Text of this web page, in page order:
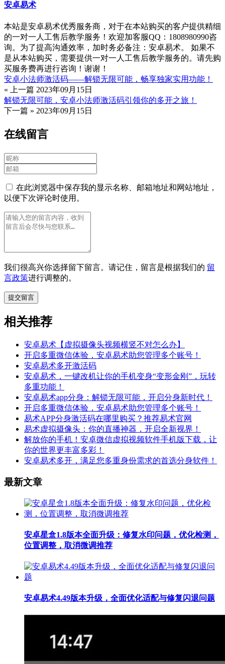
安卓易术
本站是安卓易术优秀服务商，对于在本站购买的客户提供精细
的一对一人工售后教学服务！欢迎加客服QQ：1808980990咨
询。为了提高沟通效率，加时务必备注：安卓易术。 如果不
是从本站购买，需要提供一对一人工售后教学服务的。请先购
买服务费再进行咨询！谢谢！
安卓小法师激活码——解锁无限可能，畅享独家实用功能！
« 上一篇 2023年09月15日
解锁无限可能，安卓小法师激活码引领你的多开之旅！
下一篇 » 2023年09月15日
在线留言
在此浏览器中保存我的显示名称、邮箱地址和网站地址，
以便下次评论时使用。
我们很高兴你选择留下留言。请记住，留言是根据我们的 留
言政策进行调整的。
相关推荐
安卓易术【虚拟摄像头视频横竖不对怎么办】
开启多重微信体验，安卓易术助您管理多个账号！
安卓易术多开激活码
安卓易术，一键改机让你的手机变身“变形金刚”，玩转
多重功能！
安卓易术app分身：解锁无限可能，开启分身新时代！
开启多重微信体验，安卓易术助您管理多个账号！
易术APP分身激活码在哪里购买？推荐易术官网
易术虚拟摄像头：你的直播神器，开启全新视界！
解放你的手机！安卓微信虚拟视频软件手机版下载，让
你的世界更丰富多彩！
安卓易术多开，满足您多重身份需求的首选分身软件！
最新文章
安卓星盒1.8版本全面升级：修复水印问题，优化检测，
位置调整，取消微调推荐
安卓易术4.49版本升级，全面优化适配与修复闪退问题